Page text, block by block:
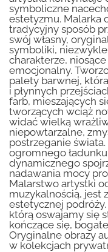
symboliczne
estetyzmu. Malarka
tradycyjny sposób
swój własny,
symboliki,
charakterze,
emocjonalny.
palety barwnej,
i płynnych
farb, mieszających
tworzących wciąż
widać wielką
niepowtarzalne,
postrzeganie świata.
ogromnego
dynamicznego
nadawania mocy
Malarstwo artystki
muzykalnością, jest
estetycznej
którą oswajamy się
kończące się,
Oryginalne obrazy
w kolekcjach